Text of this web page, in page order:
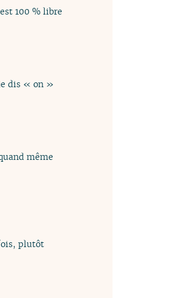
100 % libre
dis « on »
même
plutôt